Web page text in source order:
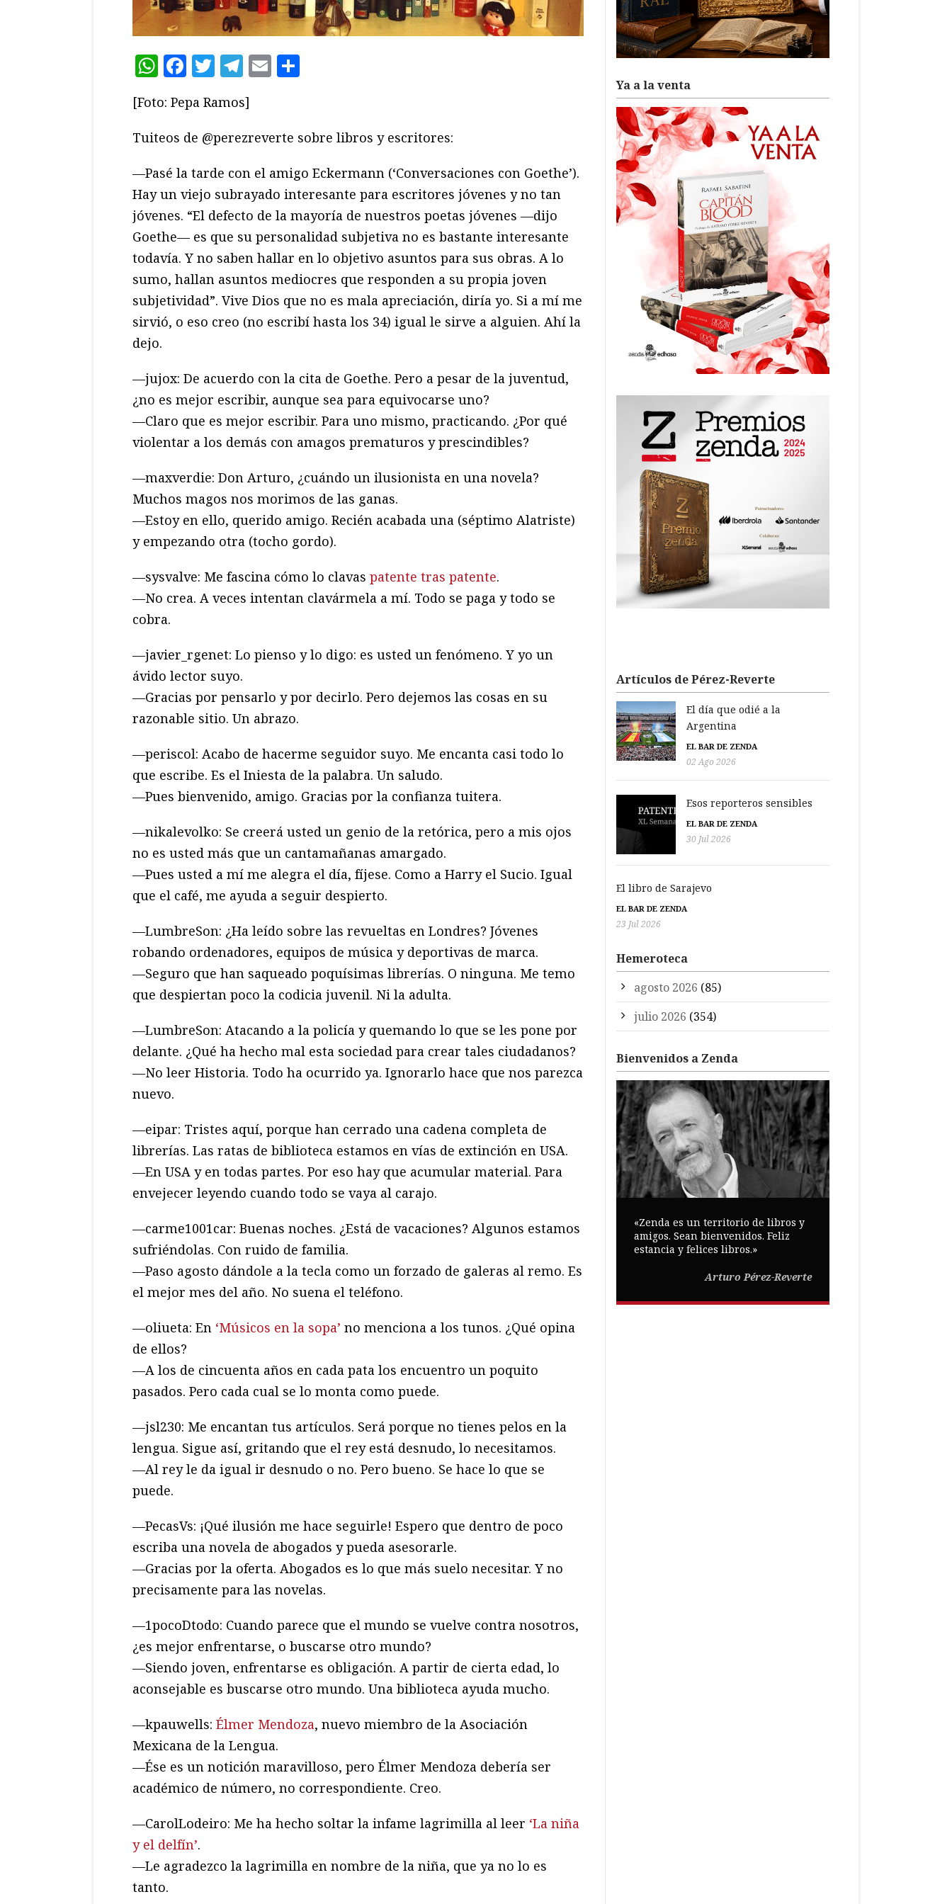
WhatsApp
Facebook
Twitter
Telegram
Email
[Foto: Pepa Ramos]
Tuiteos de @perezreverte sobre libros y escritores:
—Pasé la tarde con el amigo Eckermann (‘Conversaciones con Goethe’).
Hay un viejo subrayado interesante para escritores jóvenes y no tan
jóvenes. “El defecto de la mayoría de nuestros poetas jóvenes —dijo
Goethe— es que su personalidad subjetiva no es bastante interesante
todavía. Y no saben hallar en lo objetivo asuntos para sus obras. A lo
sumo, hallan asuntos mediocres que responden a su propia joven
subjetividad”. Vive Dios que no es mala apreciación, diría yo. Si a mí me
sirvió, o eso creo (no escribí hasta los 34) igual le sirve a alguien. Ahí la
dejo.
—jujox: De acuerdo con la cita de Goethe. Pero a pesar de la juventud,
¿no es mejor escribir, aunque sea para equivocarse uno?
—Claro que es mejor escribir. Para uno mismo, practicando. ¿Por qué
violentar a los demás con amagos prematuros y prescindibles?
—maxverdie: Don Arturo, ¿cuándo un ilusionista en una novela?
Muchos magos nos morimos de las ganas.
—Estoy en ello, querido amigo. Recién acabada una (séptimo Alatriste)
y empezando otra (tocho gordo).
—sysvalve: Me fascina cómo lo clavas patente tras patente.
—No crea. A veces intentan clavármela a mí. Todo se paga y todo se
cobra.
—javier_rgenet: Lo pienso y lo digo: es usted un fenómeno. Y yo un
ávido lector suyo.
—Gracias por pensarlo y por decirlo. Pero dejemos las cosas en su
razonable sitio. Un abrazo.
—periscol: Acabo de hacerme seguidor suyo. Me encanta casi todo lo
que escribe. Es el Iniesta de la palabra. Un saludo.
—Pues bienvenido, amigo. Gracias por la confianza tuitera.
—nikalevolko: Se creerá usted un genio de la retórica, pero a mis ojos
no es usted más que un cantamañanas amargado.
—Pues usted a mí me alegra el día, fíjese. Como a Harry el Sucio. Igual
que el café, me ayuda a seguir despierto.
—LumbreSon: ¿Ha leído sobre las revueltas en Londres? Jóvenes
robando ordenadores, equipos de música y deportivas de marca.
—Seguro que han saqueado poquísimas librerías. O ninguna. Me temo
que despiertan poco la codicia juvenil. Ni la adulta.
—LumbreSon: Atacando a la policía y quemando lo que se les pone por
delante. ¿Qué ha hecho mal esta sociedad para crear tales ciudadanos?
—No leer Historia. Todo ha ocurrido ya. Ignorarlo hace que nos parezca
nuevo.
—eipar: Tristes aquí, porque han cerrado una cadena completa de
librerías. Las ratas de biblioteca estamos en vías de extinción en USA.
—En USA y en todas partes. Por eso hay que acumular material. Para
envejecer leyendo cuando todo se vaya al carajo.
—carme1001car: Buenas noches. ¿Está de vacaciones? Algunos estamos
sufriéndolas. Con ruido de familia.
—Paso agosto dándole a la tecla como un forzado de galeras al remo. Es
el mejor mes del año. No suena el teléfono.
—oliueta: En ‘Músicos en la sopa’ no menciona a los tunos. ¿Qué opina
de ellos?
—A los de cincuenta años en cada pata los encuentro un poquito
pasados. Pero cada cual se lo monta como puede.
—jsl230: Me encantan tus artículos. Será porque no tienes pelos en la
lengua. Sigue así, gritando que el rey está desnudo, lo necesitamos.
—Al rey le da igual ir desnudo o no. Pero bueno. Se hace lo que se
puede.
—PecasVs: ¡Qué ilusión me hace seguirle! Espero que dentro de poco
escriba una novela de abogados y pueda asesorarle.
—Gracias por la oferta. Abogados es lo que más suelo necesitar. Y no
precisamente para las novelas.
—1pocoDtodo: Cuando parece que el mundo se vuelve contra nosotros,
¿es mejor enfrentarse, o buscarse otro mundo?
—Siendo joven, enfrentarse es obligación. A partir de cierta edad, lo
aconsejable es buscarse otro mundo. Una biblioteca ayuda mucho.
—kpauwells: Élmer Mendoza, nuevo miembro de la Asociación
Mexicana de la Lengua.
—Ése es un notición maravilloso, pero Élmer Mendoza debería ser
académico de número, no correspondiente. Creo.
—CarolLodeiro: Me ha hecho soltar la infame lagrimilla al leer ‘La niña
y el delfín’.
—Le agradezco la lagrimilla en nombre de la niña, que ya no lo es
tanto.
Ya a la venta
Artículos de Pérez-Reverte
El día que odié a la
Argentina
EL BAR DE ZENDA
02 Ago 2026
Esos reporteros sensibles
EL BAR DE ZENDA
30 Jul 2026
El libro de Sarajevo
EL BAR DE ZENDA
23 Jul 2026
Hemeroteca
agosto 2026 (85)
julio 2026 (354)
Bienvenidos a Zenda
«Zenda es un territorio de libros y
amigos. Sean bienvenidos. Feliz
estancia y felices libros.»
Arturo Pérez-Reverte